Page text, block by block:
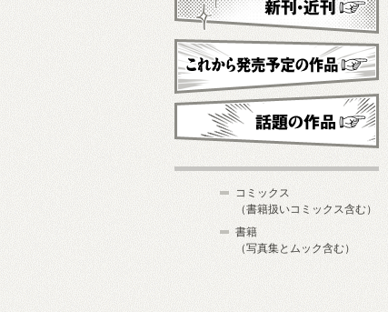
新刊・近刊
これから発売予定
コミックス
（書籍扱いコミックス含む）
書籍
（写真集とムック含む）